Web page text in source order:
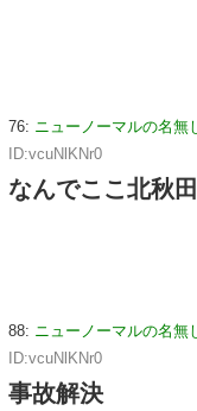
76: ニューノーマルの名無
ID:vcuNlKNr0
なんでここ北秋
88: ニューノーマルの名無
ID:vcuNlKNr0
事故解決